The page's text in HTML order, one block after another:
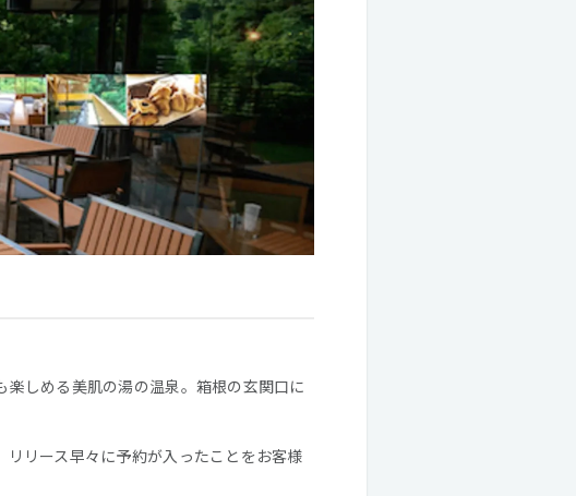
しめる美肌の湯の温泉。箱根の玄関口に
リース早々に予約が入ったことをお客様